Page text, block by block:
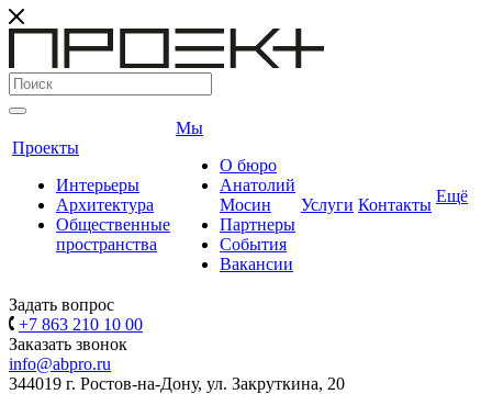
Проекты
Интерьеры
Архитектура
Общественные
пространства
Мы
О бюро
Анатолий
Мосин
Партнеры
События
Вакансии
Услуги Контакты Ещё
Задать вопрос
+7 863 210 10 00
Заказать звонок
info@abpro.ru
344019 г. Ростов-на-Дону, ул. Закруткина, 20